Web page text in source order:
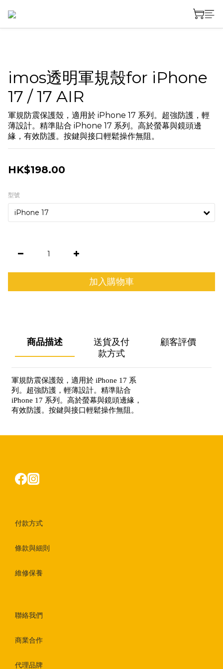
imos透明軍規殼for iPhone
17 / 17 AIR
軍規防震保護殼，適用於 iPhone 17 系列。﻿﻿超強防護，輕
薄設計。﻿精準貼合 iPhone 17 系列。﻿高於螢幕與鏡頭邊
緣，有效防護。﻿按鍵與接口輕鬆操作無阻。
HK$198.00
型號
加入購物車
商品描述
送貨及付
款方式
顧客評價
軍規防震保護殼，適用於 iPhone 17 系
列。超強防護，輕薄設計。精準貼合
iPhone 17 系列。高於螢幕與鏡頭邊緣，
有效防護。按鍵與接口輕鬆操作無阻。
付款方式
條款與細則
維修保養
聯絡我們
商業合作
代理品牌